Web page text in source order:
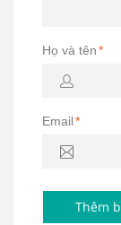
Họ và tên*
Email*